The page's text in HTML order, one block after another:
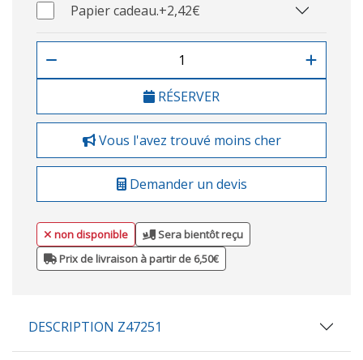
Papier cadeau.+2,42€
RÉSERVER
Vous l'avez trouvé moins cher
Demander un devis
non disponible
Sera bientôt reçu
Prix de livraison à partir de 6,50€
DESCRIPTION Z47251